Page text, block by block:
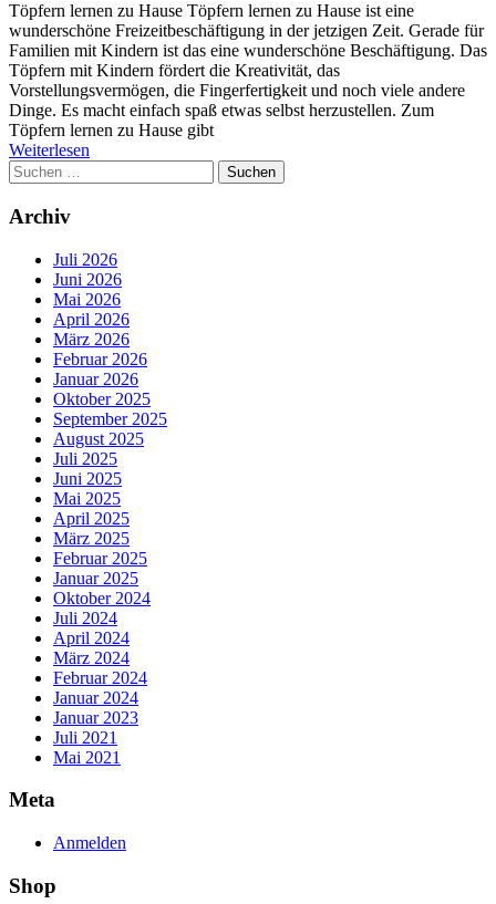
Töpfern lernen zu Hause Töpfern lernen zu Hause ist eine
wunderschöne Freizeitbeschäftigung in der jetzigen Zeit. Gerade für
Familien mit Kindern ist das eine wunderschöne Beschäftigung. Das
Töpfern mit Kindern fördert die Kreativität, das
Vorstellungsvermögen, die Fingerfertigkeit und noch viele andere
Dinge. Es macht einfach spaß etwas selbst herzustellen. Zum
Töpfern lernen zu Hause gibt
Weiterlesen
Suchen
nach:
Archiv
Juli 2026
Juni 2026
Mai 2026
April 2026
März 2026
Februar 2026
Januar 2026
Oktober 2025
September 2025
August 2025
Juli 2025
Juni 2025
Mai 2025
April 2025
März 2025
Februar 2025
Januar 2025
Oktober 2024
Juli 2024
April 2024
März 2024
Februar 2024
Januar 2024
Januar 2023
Juli 2021
Mai 2021
Meta
Anmelden
Shop